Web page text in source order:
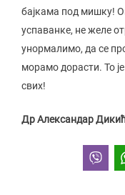
бајкама под мишку!
успаванке, не желе
унормалимо, да се
морамо дорасти. То
свих!
Др Александар